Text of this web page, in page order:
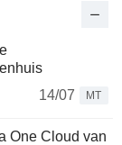
14/07
MT
One Cloud van